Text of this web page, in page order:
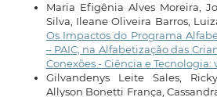
Maria Efigênia Alves Moreira,
Silva, Ileane Oliveira Barros,
Os Impactos do Programa
– PAIC, na Alfabetização das
Conexões - Ciência e Tecnologia:
Gilvandenys Leite Sales,
Allyson Bonetti França,